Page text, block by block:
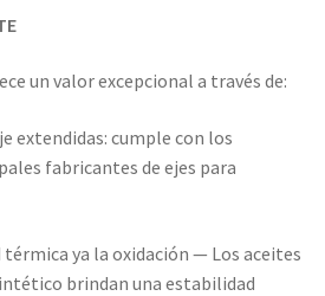
un valor excepcional a través de:
extendidas: cumple con los
fabricantes de ejes para
ya la oxidación — Los aceites
brindan una estabilidad